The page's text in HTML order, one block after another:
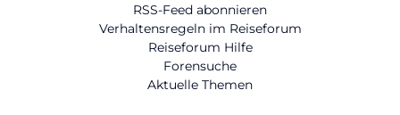
RSS-Feed abonnieren
Verhaltensregeln im Reiseforum
Reiseforum Hilfe
Forensuche
Aktuelle Themen